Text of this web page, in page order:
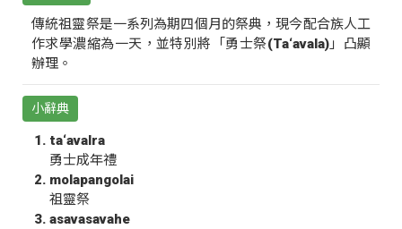
傳統祖靈祭是一系列為期四個月的祭典，現今配合族人工
作求學濃縮為一天，並特別將「勇士祭(Ta‘avala)」凸顯
辦理。
小辭典
ta‘avalra
勇士成年禮
molapangolai
祖靈祭
asavasavahe